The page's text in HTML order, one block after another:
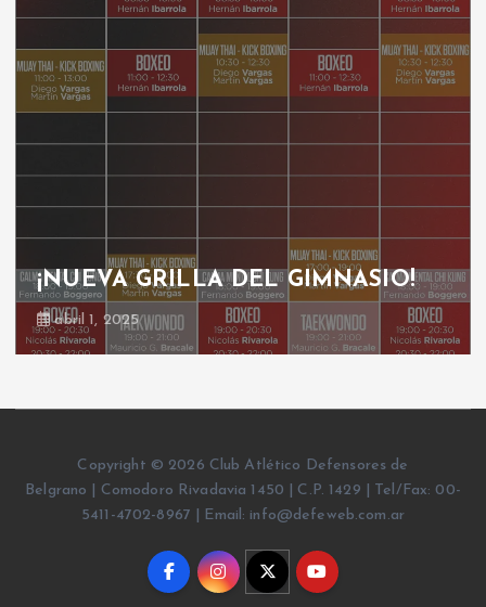
¡NUEVA GRILLA DEL GIMNASIO!
abril 1, 2025
Copyright © 2026 Club Atlético Defensores de
Belgrano | Comodoro Rivadavia 1450 | C.P. 1429 | Tel/Fax: 00-
5411-4702-8967 | Email: info@defeweb.com.ar